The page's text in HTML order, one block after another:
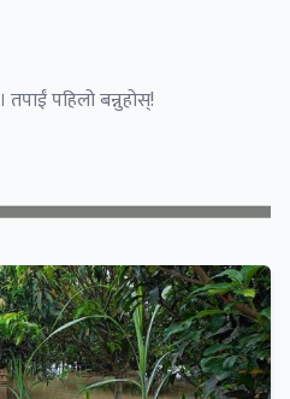
पहिलो बन्नुहोस्!